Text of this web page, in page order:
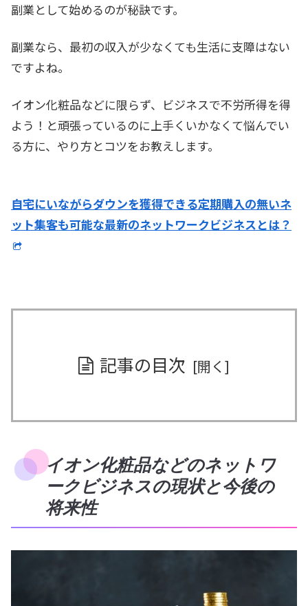
副業として始めるのが秘訣です。
副業なら、最初の収入が少なくても生活に支障はない
ですよね。
イオン化粧品などに限らず、ビジネスで不労所得を得
よう！と頑張っているのに上手くいかなくて悩んでい
る方に、やり方とコツをお教えします。
自宅にいながらダウンを獲得できる定期購入の無いネ
ット集客も可能な最新のネットワークビジネスとは？
記事の目次
イオン化粧品などのネットワ
ークビジネスの現状と今後の
将来性